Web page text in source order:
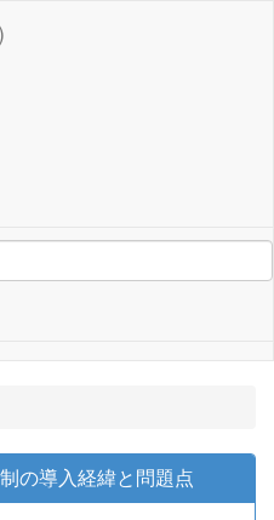
の導入経緯と問題点